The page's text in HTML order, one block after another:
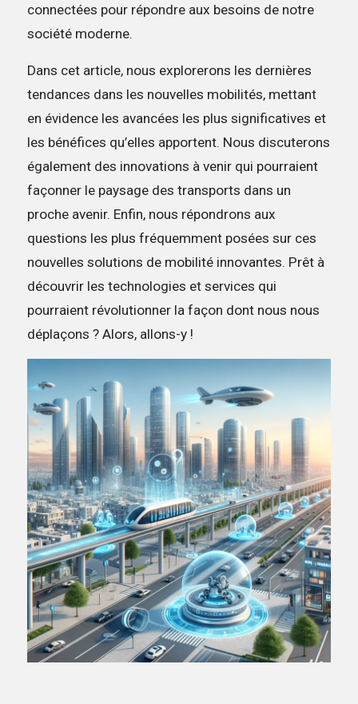
connectées pour répondre aux besoins de notre
société moderne.
Dans cet article, nous explorerons les dernières
tendances dans les nouvelles mobilités, mettant
en évidence les avancées les plus significatives et
les bénéfices qu’elles apportent. Nous discuterons
également des innovations à venir qui pourraient
façonner le paysage des transports dans un
proche avenir. Enfin, nous répondrons aux
questions les plus fréquemment posées sur ces
nouvelles solutions de mobilité innovantes. Prêt à
découvrir les technologies et services qui
pourraient révolutionner la façon dont nous nous
déplaçons ? Alors, allons-y !